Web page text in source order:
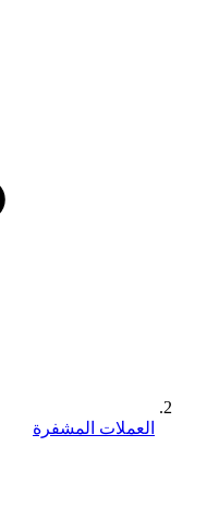
العملات المشفرة